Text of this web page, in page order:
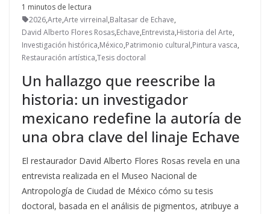
1 minutos de lectura
2026,Arte,Arte virreinal,Baltasar de Echave,
David Alberto Flores Rosas,Echave,Entrevista,Historia del Arte,
Investigación histórica,México,Patrimonio cultural,Pintura vasca,
Restauración artística,Tesis doctoral
Un hallazgo que reescribe la
historia: un investigador
mexicano redefine la autoría de
una obra clave del linaje Echave
El restaurador David Alberto Flores Rosas revela en una
entrevista realizada en el Museo Nacional de
Antropología de Ciudad de México cómo su tesis
doctoral, basada en el análisis de pigmentos, atribuye a